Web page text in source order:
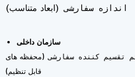
اندازه سفارشی (ابعاد متناسب)
سازمان داخلی
تقسیم کننده سفارشی(محفظه های
قابل تنظیم)